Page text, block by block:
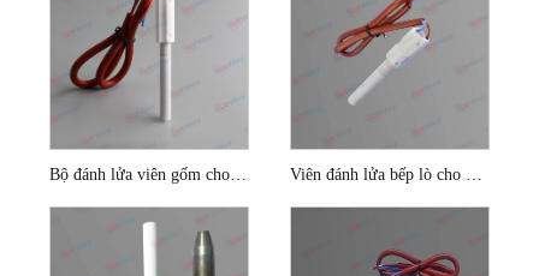
Bộ đánh lửa viên gốm cho đầu đốt viên dăm gỗ